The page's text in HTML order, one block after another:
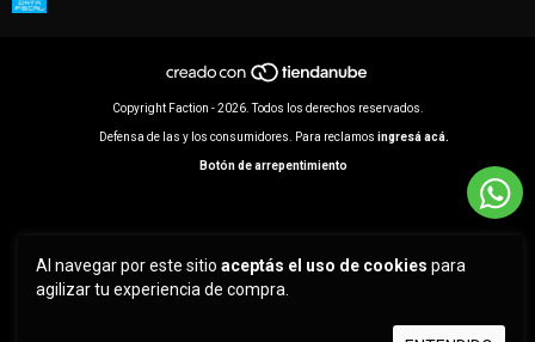
Al navegar por este sitio aceptás el uso de cookies para
agilizar tu experiencia de compra.
Copyright Faction - 2026. Todos los derechos reservados.
Defensa de las y los consumidores. Para reclamos ingresá acá.
Botón de arrepentimiento